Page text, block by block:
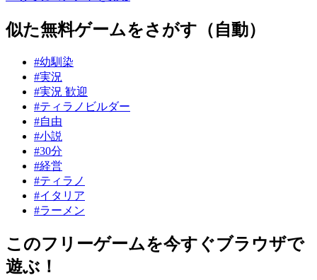
似た無料ゲームをさがす（自動）
#幼馴染
#実況
#実況 歓迎
#ティラノビルダー
#自由
#小説
#30分
#経営
#ティラノ
#イタリア
#ラーメン
このフリーゲームを今すぐブラウザで
遊ぶ！